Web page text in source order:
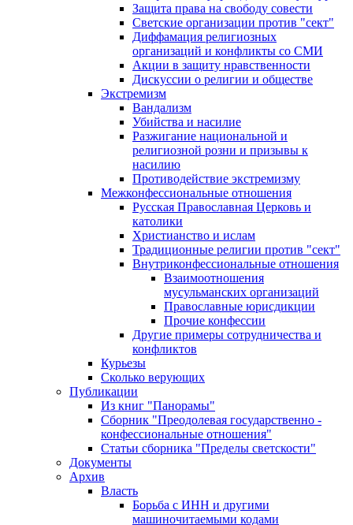
Защита права на свободу совести
Светские организации против "сект"
Диффамация религиозных
организаций и конфликты со СМИ
Акции в защиту нравственности
Дискуссии о религии и обществе
Экстремизм
Вандализм
Убийства и насилие
Разжигание национальной и
религиозной розни и призывы к
насилию
Противодействие экстремизму
Межконфессиональные отношения
Русская Православная Церковь и
католики
Христианство и ислам
Традиционные религии против "сект"
Внутриконфессиональные отношения
Взаимоотношения
мусульманских организаций
Православные юрисдикции
Прочие конфессии
Другие примеры сотрудничества и
конфликтов
Курьезы
Сколько верующих
Публикации
Из книг "Панорамы"
Сборник "Преодолевая государственно -
конфессиональные отношения"
Статьи сборника "Пределы светскости"
Документы
Архив
Власть
Борьба с ИНН и другими
машиночитаемыми кодами